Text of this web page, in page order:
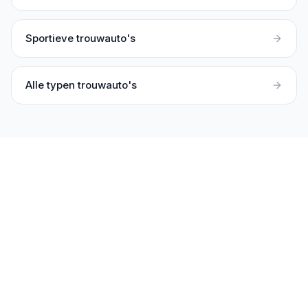
Sportieve trouwauto's
Alle typen trouwauto's